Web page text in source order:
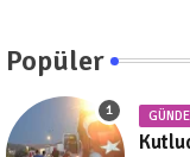
Popüler